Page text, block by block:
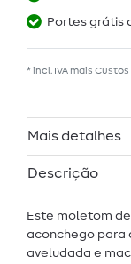
Portes grátis
* incl. IVA mais Custos
Mais detalhes
Descrição
Este moletom
aconchego para
aveludada e